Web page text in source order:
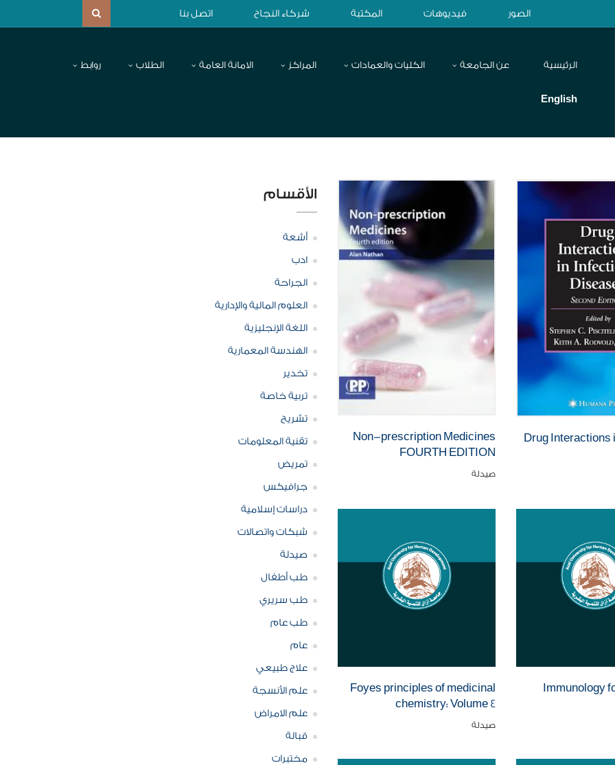
الصور فيديوهات المكتبة شركاء النجاح اتصل بنا
الرئيسية عن الجامعة الكليات والعمادات المراكز الامانة العامة الطلاب روابط
English
Drug Interactions
Non-prescription Medicines
FOURTH EDITION
صيدلة
Immunology
Foyes principles of medicinal
chemistry: Volume 4
صيدلة
الأقسام
أشعة
ادب
الجراحة
العلوم المالية والإدارية
اللغة الإنجليزية
الهندسة المعمارية
تخدير
تربية خاصة
تشريح
تقنية المعلومات
تمريض
جرافيكس
دراسات إسلامية
شبكات واتصالات
صيدلة
طب أطفال
طب سريري
طب عام
عام
علاج طبيعي
علم الأنسجة
علم الامراض
قبالة
مختبرات